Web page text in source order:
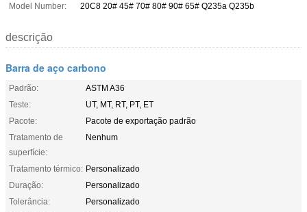
Model Number:
20C8 20# 45# 70# 80# 90# 65# Q235a Q235b
descrição
Barra de aço carbono
Padrão:
ASTM A36
Teste:
UT, MT, RT, PT, ET
Pacote:
Pacote de exportação padrão
Tratamento de
superfície:
Nenhum
Tratamento térmico: Personalizado
Duração:
Personalizado
Tolerância:
Personalizado